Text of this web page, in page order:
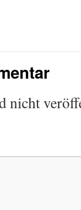
nicht